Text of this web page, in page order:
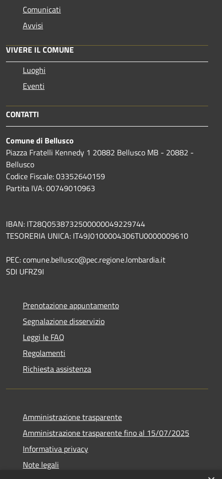
Comunicati
Avvisi
VIVERE IL COMUNE
Luoghi
Eventi
CONTATTI
Comune di Bellusco
Piazza Fratelli Kennedy 1 20882 Bellusco MB - 20882 -
Bellusco
Codice Fiscale: 03352640159
Partita IVA: 00749010963
IBAN: IT28Q0538732500000049229744
TESORERIA UNICA: IT49J0100004306TU0000009610
PEC: comune.bellusco@pec.regione.lombardia.it
SDI UFRZ9I
Prenotazione appuntamento
Segnalazione disservizio
Leggi le FAQ
Regolamenti
Richiesta assistenza
Amministrazione trasparente
Amministrazione trasparente fino al 15/07/2025
Informativa privacy
Note legali